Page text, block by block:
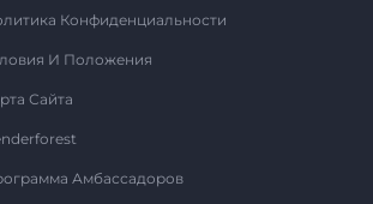
Конфиденциальности
И Положения
Сайта
Амбассадоров